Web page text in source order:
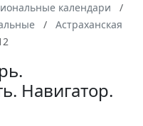
календари
Астраханская
Навигатор.